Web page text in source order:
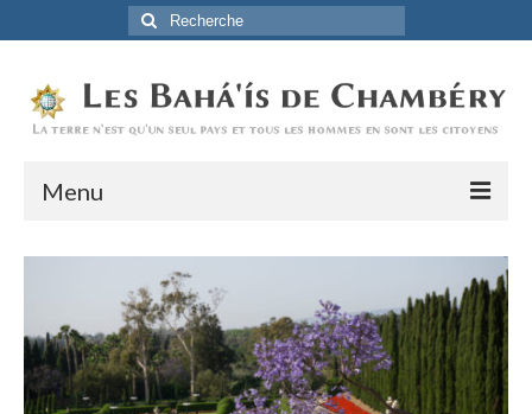
Rechercher
:
Menu
Accueil
La Foi Baha’ie
L’Histoire
Être Baha’i au quotidien